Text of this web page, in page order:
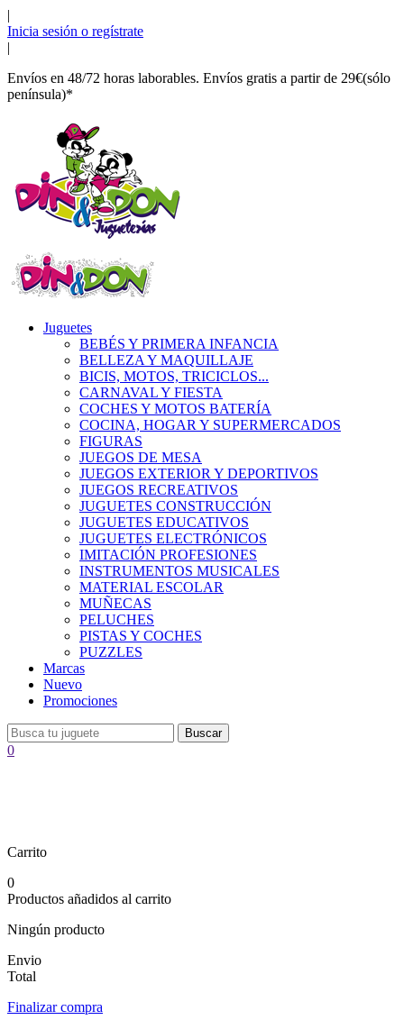
|
Inicia sesión o regístrate
|
Envíos en 48/72 horas laborables. Envíos gratis a partir de 29€(sólo
península)*
Juguetes
BEBÉS Y PRIMERA INFANCIA
BELLEZA Y MAQUILLAJE
BICIS, MOTOS, TRICICLOS...
CARNAVAL Y FIESTA
COCHES Y MOTOS BATERÍA
COCINA, HOGAR Y SUPERMERCADOS
FIGURAS
JUEGOS DE MESA
JUEGOS EXTERIOR Y DEPORTIVOS
JUEGOS RECREATIVOS
JUGUETES CONSTRUCCIÓN
JUGUETES EDUCATIVOS
JUGUETES ELECTRÓNICOS
IMITACIÓN PROFESIONES
INSTRUMENTOS MUSICALES
MATERIAL ESCOLAR
MUÑECAS
PELUCHES
PISTAS Y COCHES
PUZZLES
Marcas
Nuevo
Promociones
Buscar
0
Carrito
0
Productos añadidos al carrito
Ningún producto
Envio
Total
Finalizar compra